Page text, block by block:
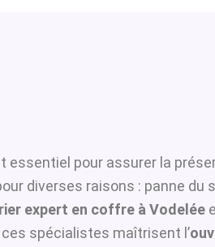
essentiel pour assurer la
diverses raisons : panne du
expert en coffre à Vodelée
spécialistes maîtrisent l’